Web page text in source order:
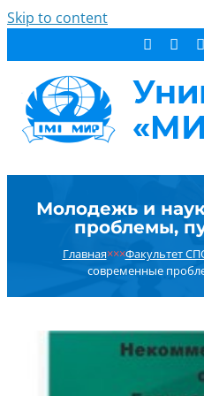
Skip to content
СТУДЕНТУ
ДОПОБРАЗОВАНИЕ
ОБ УНИВЕРСИТЕТЕ
НОВОСТИ
РЕЗУЛЬТАТ
Молодежь и
проблемы,
Главная×××Факультет
современные